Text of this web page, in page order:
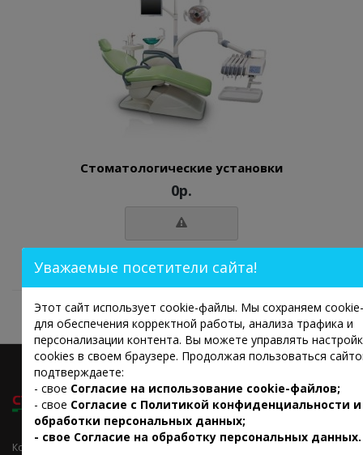
Cтоматологические установки
0р.
Показано с 1 по 1 из 1 (всего 1 страниц)
Компания реализует такие
НАШИ КОНТАКТЫ
8-800-600-92-10
Уважаемые посетители сайта!
Этот сайт использует cookie-файлы. Мы сохраняем
для обеспечения корректной работы, анализа трафика и
персонализации контента. Вы можете управлять
cookies в своем браузере. Продолжая пользоваться
подтверждаете:
- свое Согласие на использование cookie-файлов;
- свое Согласие с Политикой конфиденциальности и
обработки персональных данных;
- свое Согласие на обработку персональных данных.